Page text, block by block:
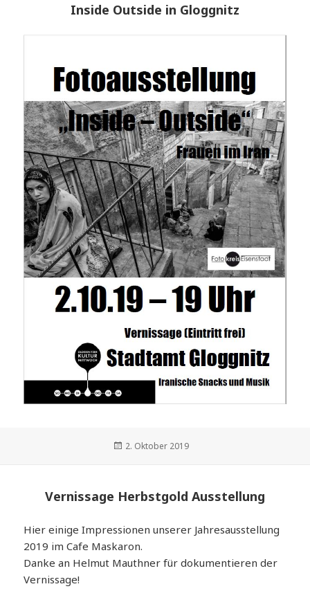
Inside Outside in Gloggnitz
Veröffentlicht
2. Oktober 2019
Vernissage Herbstgold Ausstellung
Hier einige Impressionen unserer Jahresausstellung
2019 im Cafe Maskaron.
Danke an Helmut Mauthner für dokumentieren der
Vernissage!